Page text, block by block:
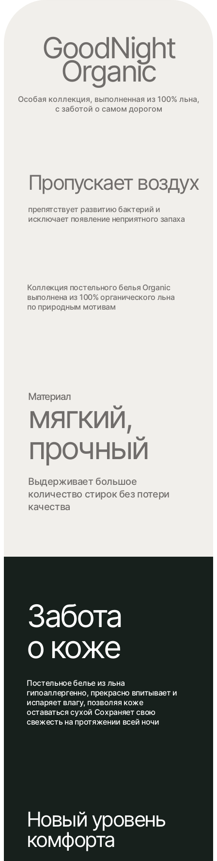
GoodNight
Organic
Особая коллекция, выполненная из 100% льна,
с заботой о самом дорогом
Пропускает воздух
препятствует развитию бактерий и
исключает появление неприятного запаха
Коллекция постельного белья Organic
выполнена из 100% органического льна
по природным мотивам
Материал
мягкий,
прочный
Выдерживает большое
количество стирок без потери
качества
Забота
о коже
Постельное белье из льна
гипоаллергенно, прекрасно впитывает и
испаряет влагу, позволяя коже
оставаться сухой Сохраняет свою
свежесть на протяжении всей ночи
Новый уровень
комфорта